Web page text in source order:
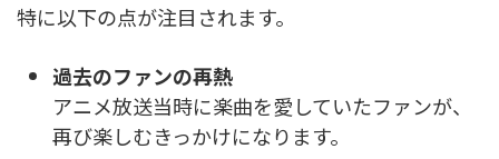
特に以下の点が注目されます。
過去のファンの再熱
アニメ放送当時に楽曲を愛していたファンが、
再び楽しむきっかけになります。